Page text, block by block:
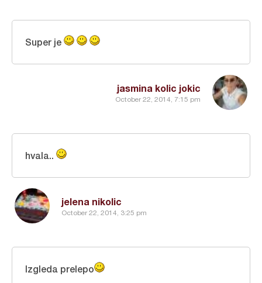
jasmina kolic jokic
October 22, 2014, 7:15 pm
Super je
jelena nikolic
October 22, 2014, 3:25 pm
hvala..
Izgleda prelepo